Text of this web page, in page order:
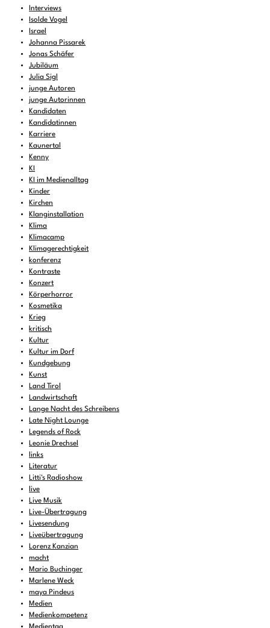
Interviews
Isolde Vogel
Israel
Johanna Pissarek
Jonas Schäfer
Jubiläum
Julia Sigl
junge Autoren
junge Autorinnen
Kandidaten
Kandidatinnen
Karriere
Kaunertal
Kenny
KI
KI im Medienalltag
Kinder
Kirchen
Klanginstallation
Klima
Klimacamp
Klimagerechtigkeit
konferenz
Kontraste
Konzert
Körperhorror
Kosmetika
Krieg
kritisch
Kultur
Kultur im Dorf
Kundgebung
Kunst
Land Tirol
Landwirtschaft
Lange Nacht des Schreibens
Late Night Lounge
Legends of Rock
Leonie Drechsel
links
Literatur
Litti's Radioshow
live
Live Musik
Live-Übertragung
Livesendung
Liveübertragung
Lorenz Kanzian
macht
Mario Buchinger
Marlene Weck
maya Pindeus
Medien
Medienkompetenz